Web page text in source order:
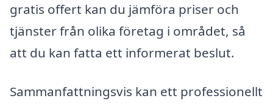
gratis offert kan du jämföra priser och
tjänster från olika företag i området, så
att du kan fatta ett informerat beslut.
Sammanfattningsvis kan ett professionellt